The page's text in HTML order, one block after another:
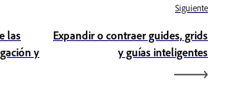
las
y
Siguiente
Expandir o contraer guides, grids
y guías inteligentes